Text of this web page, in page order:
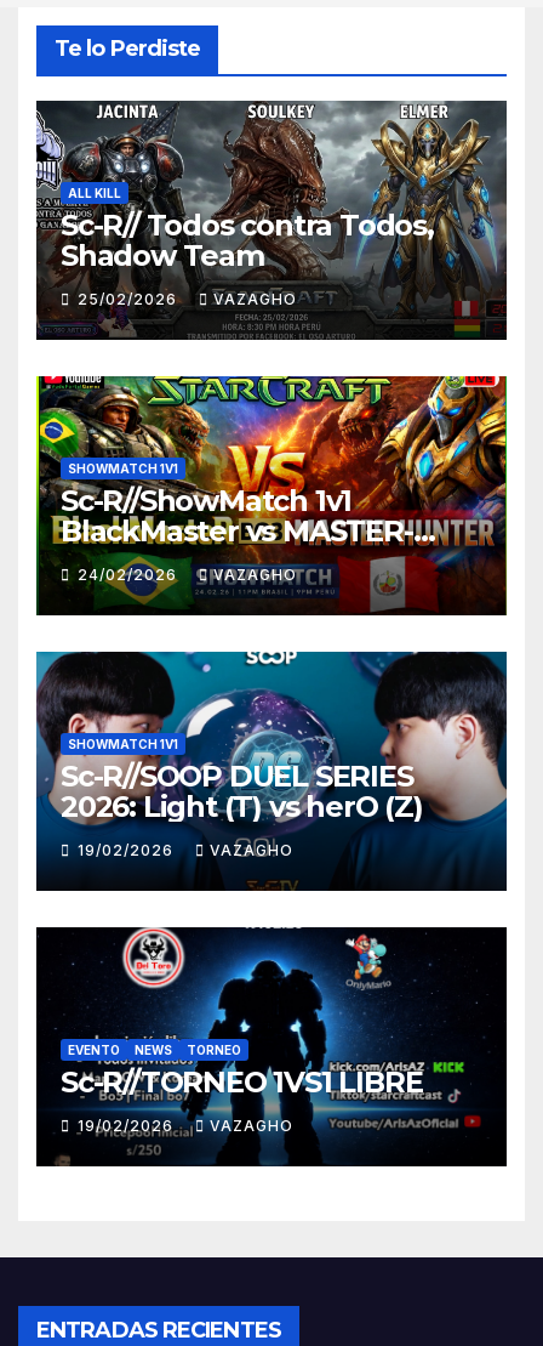
Te lo Perdiste
ALL KILL
Sc-R// Todos contra Todos,
Shadow Team
25/02/2026 VAZAGHO
SHOWMATCH 1V1
Sc-R//ShowMatch 1v1
BlackMaster vs MASTER-
HUNTER
24/02/2026 VAZAGHO
SHOWMATCH 1V1
Sc-R//SOOP DUEL SERIES
2026: Light (T) vs herO (Z)
19/02/2026 VAZAGHO
EVENTO NEWS TORNEO
Sc-R//TORNEO 1VS1 LIBRE
19/02/2026 VAZAGHO
ENTRADAS RECIENTES